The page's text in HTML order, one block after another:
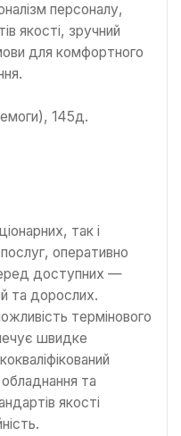
персоналу,
якості, зручний
для комфортного
145д.
так і
оперативно
доступних —
та дорослих.
термінового
швидке
та
якості